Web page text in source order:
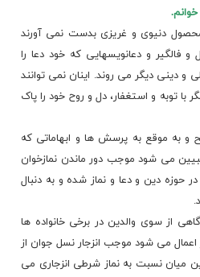
محصول دنیوی و غریزی بدست نمی آورند
و فالگیر و دعانویسهایی که خود دعا را
و دینی دیگر می روند. اینان نمی توانند
با توبه و استغفار، دل و روح خود را پاک
به موقع به پرسش ها و ابهاماتی که
می شود موجب دور ماندن نمازخوان
حوزه دین و دعا و نماز شده و به دنبال
از سوی والدین در برخی خانواده ها
می شود موجب انزجار نسل جوان از
میان نسبت به نماز شرطی انزجاری می